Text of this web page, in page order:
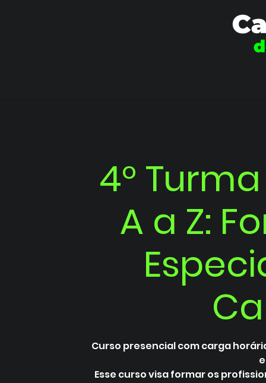
4°
A a Z:
Curso presencial com carga
Esse curso visa formar os